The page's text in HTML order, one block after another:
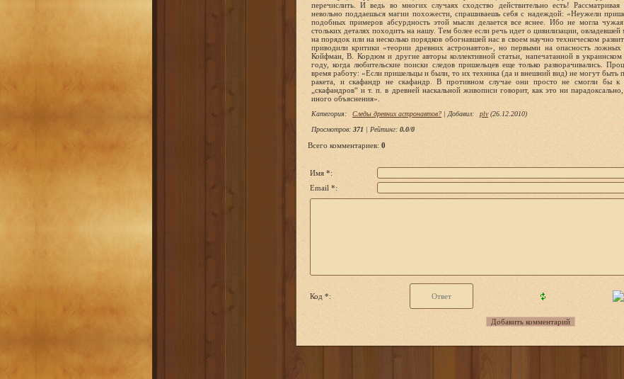
Категория: Следы древних астронавтов? | Добавил: plv(26.12.2010)
Просмотров: 371 | Рейтинг: 0.0/0
Всего комментариев: 0
Имя *:
Email *:
Код *: